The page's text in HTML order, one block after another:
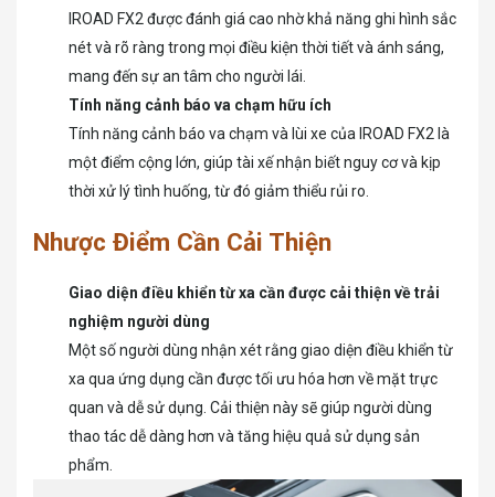
IROAD FX2 được đánh giá cao nhờ khả năng ghi hình sắc
nét và rõ ràng trong mọi điều kiện thời tiết và ánh sáng,
mang đến sự an tâm cho người lái.
Tính năng cảnh báo va chạm hữu ích
Tính năng cảnh báo va chạm và lùi xe của IROAD FX2 là
một điểm cộng lớn, giúp tài xế nhận biết nguy cơ và kịp
thời xử lý tình huống, từ đó giảm thiểu rủi ro.
Nhược Điểm Cần Cải Thiện
Giao diện điều khiển từ xa cần được cải thiện về trải
nghiệm người dùng
Một số người dùng nhận xét rằng giao diện điều khiển từ
xa qua ứng dụng cần được tối ưu hóa hơn về mặt trực
quan và dễ sử dụng. Cải thiện này sẽ giúp người dùng
thao tác dễ dàng hơn và tăng hiệu quả sử dụng sản
phẩm.